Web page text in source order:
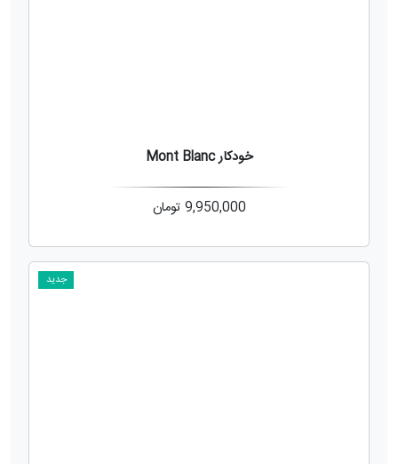
خودکار Mont Blanc
9,950,000 تومان
جدید